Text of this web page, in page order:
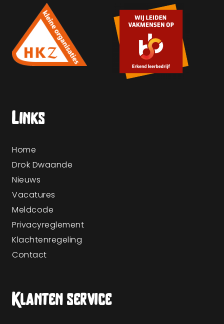
Links
Home
Drok Dwaande
Nieuws
Vacatures
Meldcode
Privacyreglement
Klachtenregeling
Contact
Klanten service